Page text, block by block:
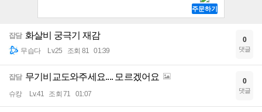
잡담 화살비 궁극기 재감
무습다 Lv.25 조회 81 01:39
0
댓글
잡담 무기비교도와주세요.... 모르겠어요
슈캉 Lv.41 조회 71 01:07
0
댓글